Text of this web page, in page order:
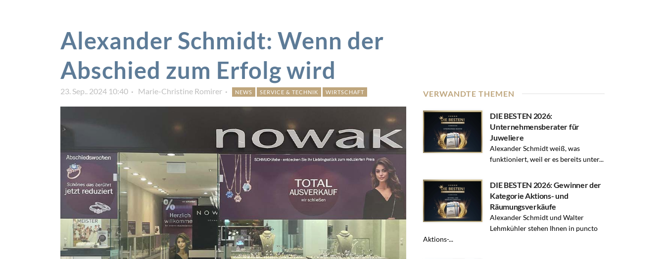
Alexander Schmidt: Wenn der
Abschied zum Erfolg wird
23. Sep.. 2024 10:40 Marie-Christine Romirer NEWS SERVICE & TECHNIK WIRTSCHAFT VERWANDTE THEMEN
DIE BESTEN 2026:
Unternehmensberater für
Juweliere
Alexander Schmidt weiß, was
funktioniert, weil er es bereits unter...
DIE BESTEN 2026: Gewinner der
Kategorie Aktions- und
Räumungsverkäufe
Alexander Schmidt und Walter
Lehmkühler stehen Ihnen in puncto
Aktions-...